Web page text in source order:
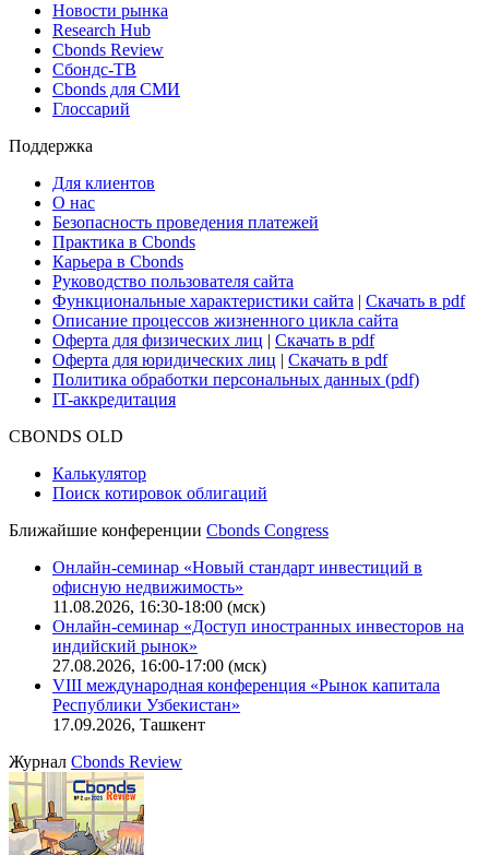
Поиск ETF & Funds
Новости и Аналитика
Новости рынка
Research Hub
Cbonds Review
Сбондс-ТВ
Глоссарий
Поддержка
Для клиентов
О нас
Безопасность проведения платежей
Практика в Cbonds
Карьера в Cbonds
Руководство пользователя сайта
Функциональные характеристики сайта|Скачать в pdf
Описание процессов жизненного цикла сайта
Оферта для физических лиц
Оферта для юридических лиц
IT-аккредитация
Поиск котировок облигаций
Ближайшие конференцииCbonds Congress
Онлайн-семинар «Новый стандарт инвестиций в
офисную недвижимость»
11.08.2026, 16:30-18:00 (мск)
Онлайн-семинар «Доступ иностранных инвесторов на
индийский рынок»
VIII международная конференция «Рынок капитала
Республики Узбекистан»
17.09.2026, Ташкент
ЖурналCbonds Review